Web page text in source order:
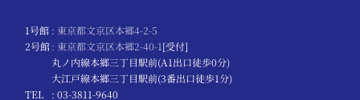
1号館 : 東京都文京区本郷4-2-5
2号館: 東京都文京区本郷2-40-1[受付]
丸ノ内線本郷三丁目駅前(A1出口徒歩0分)
大江戸線本郷三丁目駅前(3番出口徒歩1分)
TEL
: 03-3811-9640